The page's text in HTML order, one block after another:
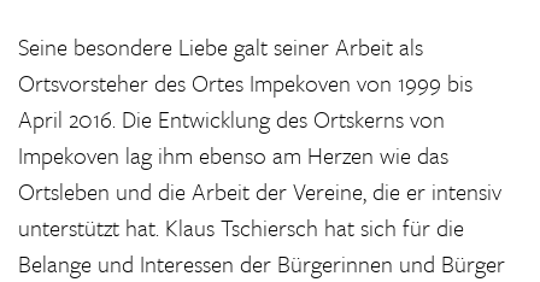
Seine besondere Liebe galt seiner Arbeit als
Ortsvorsteher des Ortes Impekoven von 1999 bis
April 2016. Die Entwicklung des Ortskerns von
Impekoven lag ihm ebenso am Herzen wie das
Ortsleben und die Arbeit der Vereine, die er intensiv
unterstützt hat. Klaus Tschiersch hat sich für die
Belange und Interessen der Bürgerinnen und Bürger